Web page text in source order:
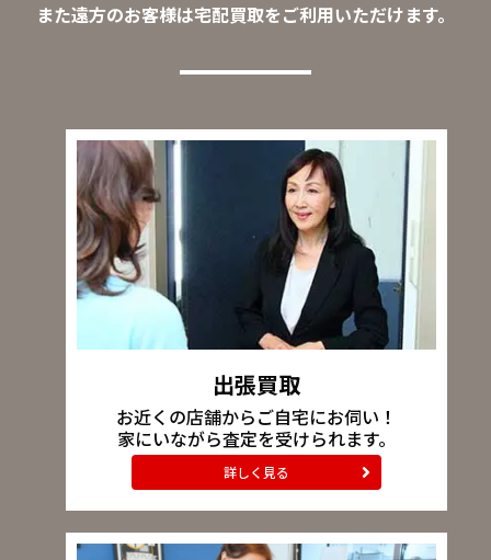
また遠方のお客様は宅配買取をご利用いただけます。
出張買取
お近くの店舗からご自宅にお伺い！
家にいながら査定を受けられます。
詳しく見る